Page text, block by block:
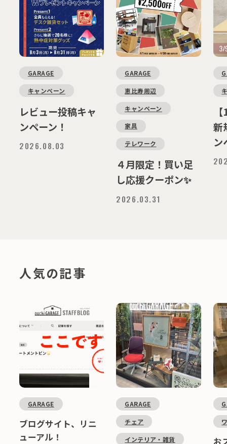
GARAGE
キャンペーン
レビュー投稿キャ
ンペーン！
2026.08.03
GARAGE
恵比寿周辺
キャンペーン
家具
テレワーク
４月限定！買い足
し応援クーポン✨
2026.03.31
新
ン
人気の記事
GARAGE
ブログサイト、リニ
ューアル！
GARAGE
チェア
インテリア・雑貨
お